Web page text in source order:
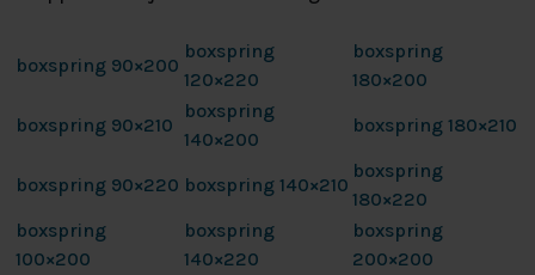
boxspring 90×200
boxspring
120×220
boxspring
180×200
boxspring 90×210
boxspring
140×200
boxspring 180×210
boxspring 90×220 boxspring 140×210
boxspring
180×220
boxspring
100×200
boxspring
140×220
boxspring
200×200